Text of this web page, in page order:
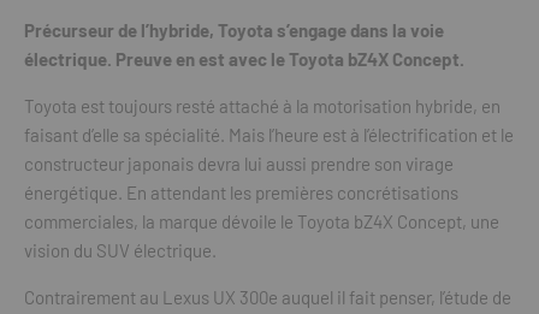
Précurseur de l’hybride, Toyota s’engage dans la voie
électrique. Preuve en est avec le Toyota bZ4X Concept.
Toyota est toujours resté attaché à la motorisation hybride, en
faisant d’elle sa spécialité. Mais l’heure est à l’électrification et le
constructeur japonais devra lui aussi prendre son virage
énergétique. En attendant les premières concrétisations
commerciales, la marque dévoile le Toyota bZ4X Concept, une
vision du SUV électrique.
Contrairement au Lexus UX 300e auquel il fait penser, l’étude de